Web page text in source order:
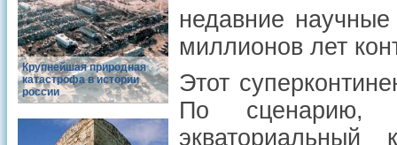
Крупнейшая природная
катастрофа в истории
россии
недавние
миллионов лет
Этот
По сценарию,